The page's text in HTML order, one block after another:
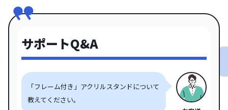
サポートQ&A
「フレーム付き」アクリルスタンドについて
教えてください。